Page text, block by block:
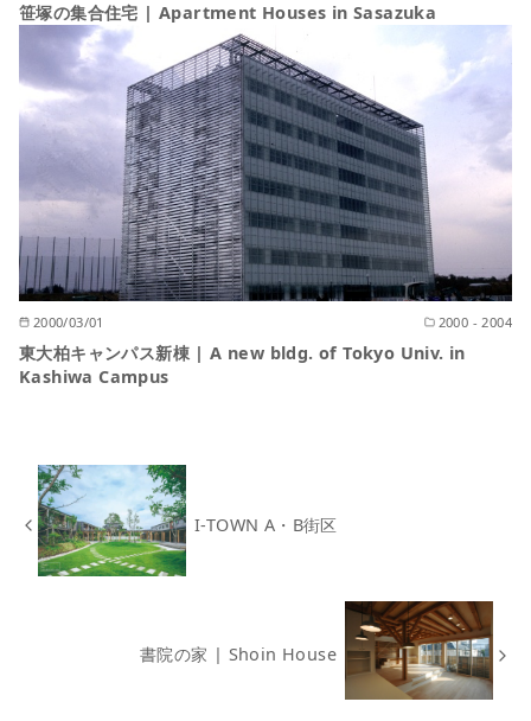
笹塚の集合住宅 | Apartment Houses in Sasazuka
2000/03/01 2000 - 2004
東大柏キャンパス新棟 | A new bldg. of Tokyo Univ. in
Kashiwa Campus
I-TOWN A・B街区
書院の家 | Shoin House